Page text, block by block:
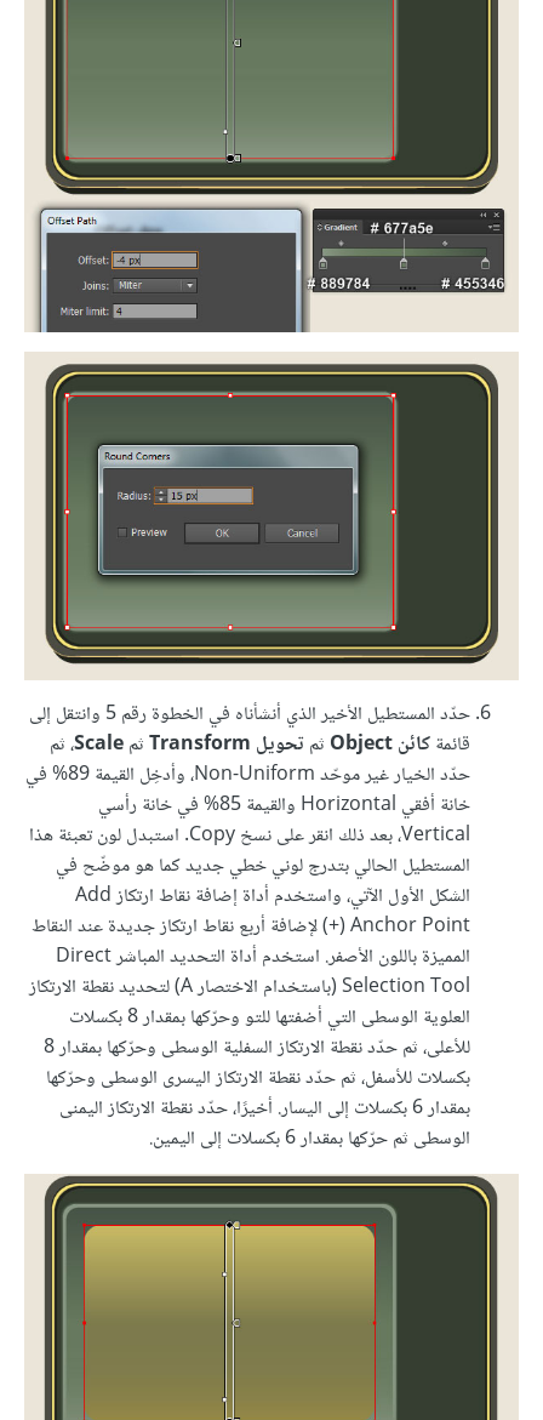
حدّد المستطيل الأخير الذي أنشأناه في الخطوة رقم 5 وانتقل إلى
قائمةكائن Object ثم تحويل Transform ثمScale، ثم
حدّد الخيار غير موحّد Non-Uniform، وأدخِل القيمة 89% في
خانة أفقي Horizontal والقيمة 85% في خانة رأسي
Vertical، بعد ذلك انقر على نسخ Copy. استبدل لون تعبئة هذا
المستطيل الحالي بتدرج لوني خطي جديد كما هو موضّح في
الشكل الأول الآتي، واستخدم أداة إضافة نقاط ارتكاز Add
Anchor Point (+) لإضافة أربع نقاط ارتكاز جديدة عند النقاط
المميزة باللون الأصفر. استخدم أداة التحديد المباشر Direct
Selection Tool (باستخدام الاختصار A) لتحديد نقطة الارتكاز
العلوية الوسطى التي أضفتها للتو وحرّكها بمقدار 8 بكسلات
للأعلى، ثم حدّد نقطة الارتكاز السفلية الوسطى وحرّكها بمقدار 8
بكسلات للأسفل، ثم حدّد نقطة الارتكاز اليسرى الوسطى وحرّكها
بمقدار 6 بكسلات إلى اليسار. أخيرًا، حدّد نقطة الارتكاز اليمنى
الوسطى ثم حرّكها بمقدار 6 بكسلات إلى اليمين.